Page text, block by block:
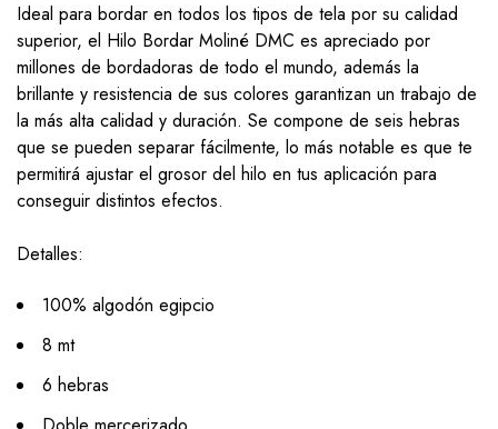
Ideal para bordar en todos los tipos de tela por su calidad
superior, el Hilo Bordar Moliné DMC es apreciado por
millones de bordadoras de todo el mundo, además la
brillante y resistencia de sus colores garantizan un trabajo de
la más alta calidad y duración. Se compone de seis hebras
que se pueden separar fácilmente, lo más notable es que te
permitirá ajustar el grosor del hilo en tus aplicación para
conseguir distintos efectos.
Detalles:
100% algodón egipcio
8 mt
6 hebras